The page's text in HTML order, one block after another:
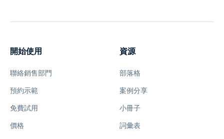
開始使用
聯絡銷售部門
預約示範
免費試用
價格
資源
部落格
案例分享
小冊子
詞彙表